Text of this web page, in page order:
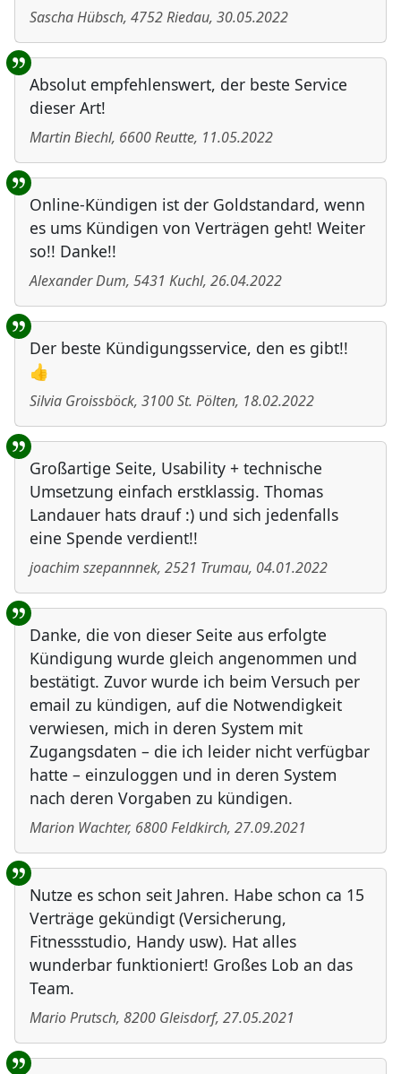
Sascha Hübsch, 4752Riedau, 30.05.2022
Absolut empfehlenswert, der beste Service
dieser Art!
Martin Biechl, 6600Reutte, 11.05.2022
Online-Kündigen ist der Goldstandard, wenn
es ums Kündigen von Verträgen geht! Weiter
so!! Danke!!
Alexander Dum, 5431 Kuchl, 26.04.2022
Der beste Kündigungsservice, den es gibt!!
👍
Silvia Groissböck, 3100St. Pölten, 18.02.2022
Großartige Seite, Usability + technische
Umsetzung einfach erstklassig. Thomas
Landauer hats drauf :) und sich jedenfalls
eine Spende verdient!!
joachim szepannnek, 2521 Trumau, 04.01.2022
Danke, die von dieser Seite aus erfolgte
Kündigung wurde gleich angenommen und
bestätigt. Zuvor wurde ich beim Versuch per
email zu kündigen, auf die Notwendigkeit
verwiesen, mich in deren System mit
Zugangsdaten – die ich leider nicht verfügbar
hatte – einzuloggen und in deren System
nach deren Vorgaben zu kündigen.
Marion Wachter, 6800Feldkirch, 27.09.2021
Nutze es schon seit Jahren. Habe schon ca 15
Verträge gekündigt (Versicherung,
Fitnessstudio, Handy usw). Hat alles
wunderbar funktioniert! Großes Lob an das
Team.
Mario Prutsch, 8200 Gleisdorf, 27.05.2021